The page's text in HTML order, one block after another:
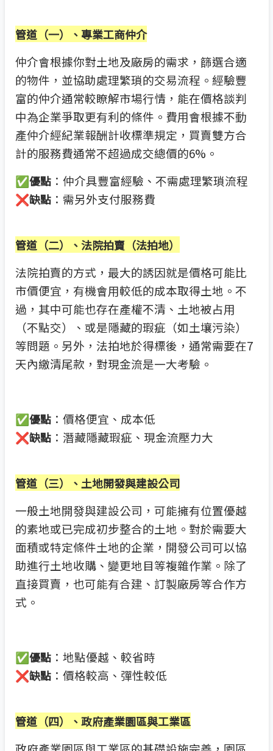
管道（一）、專業工商仲介
仲介會根據你對土地及廠房的需求，篩選合適
的物件，並協助處理繁瑣的交易流程。經驗豐
富的仲介通常較瞭解市場行情，能在價格談判
中為企業爭取更有利的條件。費用會根據不動
產仲介經紀業報酬計收標準規定，買賣雙方合
計的服務費通常不超過成交總價的6%。
✅優點 ：仲介具豐富經驗、不需處理繁瑣流程
❌缺點 ：需另外支付服務費
管道（二）、法院拍賣（法拍地）
法院拍賣的方式，最大的誘因就是價格可能比
市價便宜，有機會用較低的成本取得土地。不
過，其中可能也存在產權不清、土地被占用
（不點交）、或是隱藏的瑕疵（如土壤污染）
等問題。另外，法拍地於得標後，通常需要在7
天內繳清尾款，對現金流是一大考驗。
✅優點 ：價格便宜、成本低
❌缺點 ：潛藏隱藏瑕疵、現金流壓力大
管道（三）、土地開發與建設公司
一般土地開發與建設公司，可能擁有位置優越
的素地或已完成初步整合的土地。對於需要大
面積或特定條件土地的企業，開發公司可以協
助進行土地收購、變更地目等複雜作業。除了
直接買賣，也可能有合建、訂製廠房等合作方
式。
✅優點 ：地點優越、較省時
❌缺點 ：價格較高、彈性較低
管道（四）、政府產業園區與工業區